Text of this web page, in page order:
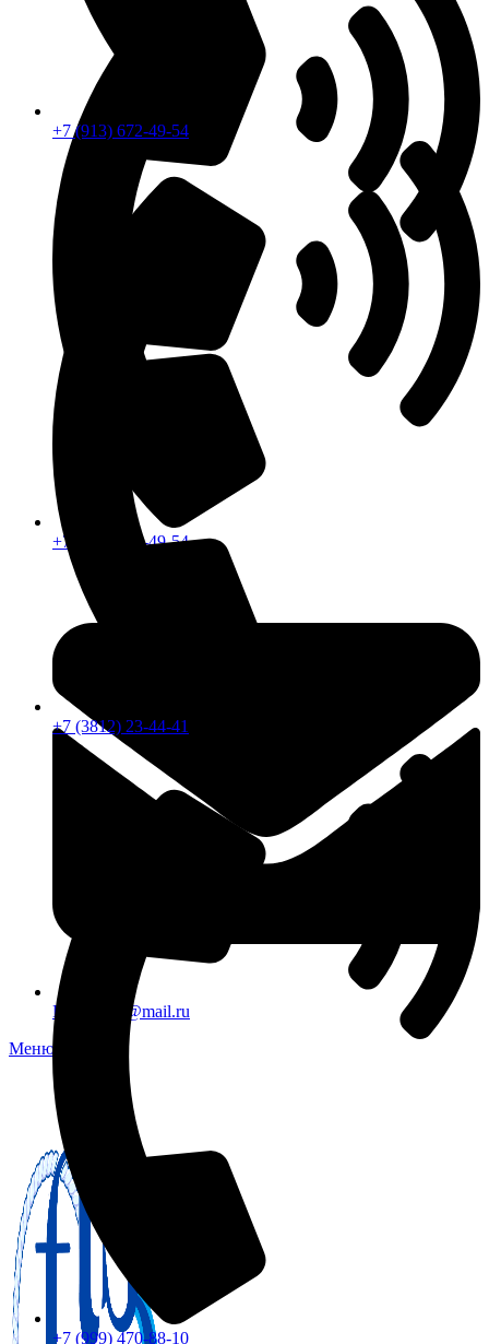
+7 (913) 672-49-54
FTS-omsk@mail.ru
Меню
+7 (913) 672-49-54
+7 (3812) 23-44-41
+7 (999) 470-88-10